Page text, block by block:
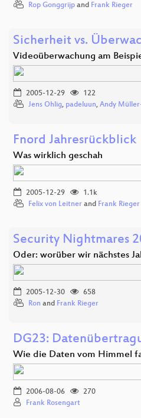
Rop Gonggrijp and Frank Rieger
Sicherheit vs.
Videoüberwachung am
2005-12-29
122
Jens Ohlig, padeluun, Andy
Fnord Jahresrückblick
Was wirklich geschah
2005-12-29
1.1k
Felix von Leitner and Frank Rieger
Security Nightmares
Oder: worüber wir nächstes
2005-12-30
658
Ron and Frank Rieger
DG23:
Wie die Daten vom Himmel
2006-08-06
270
Frank Rosengart